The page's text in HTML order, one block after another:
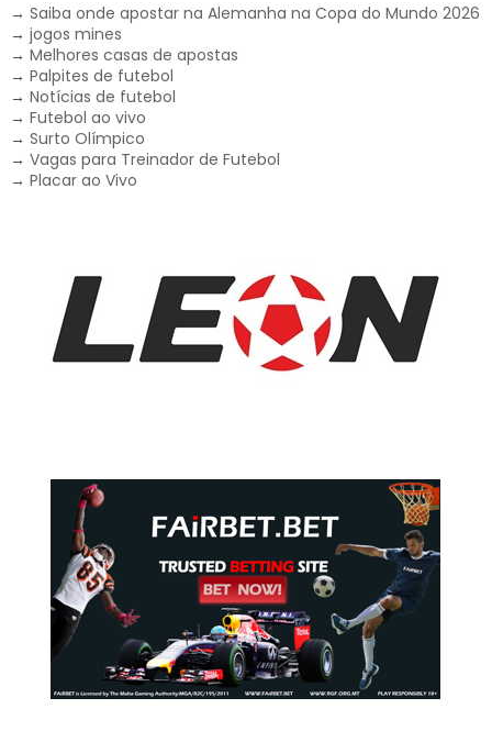
→ Saiba onde apostar na Alemanha na Copa do Mundo 2026
→ jogos mines
→ Melhores casas de apostas
→ Palpites de futebol
→ Notícias de futebol
→ Futebol ao vivo
→ Surto Olímpico
→ Vagas para Treinador de Futebol
→ Placar ao Vivo